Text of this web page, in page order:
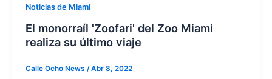
Noticias de Miami
El monorraíl 'Zoofari' del Zoo Miami
realiza su último viaje
Calle Ocho News /Abr 8, 2022